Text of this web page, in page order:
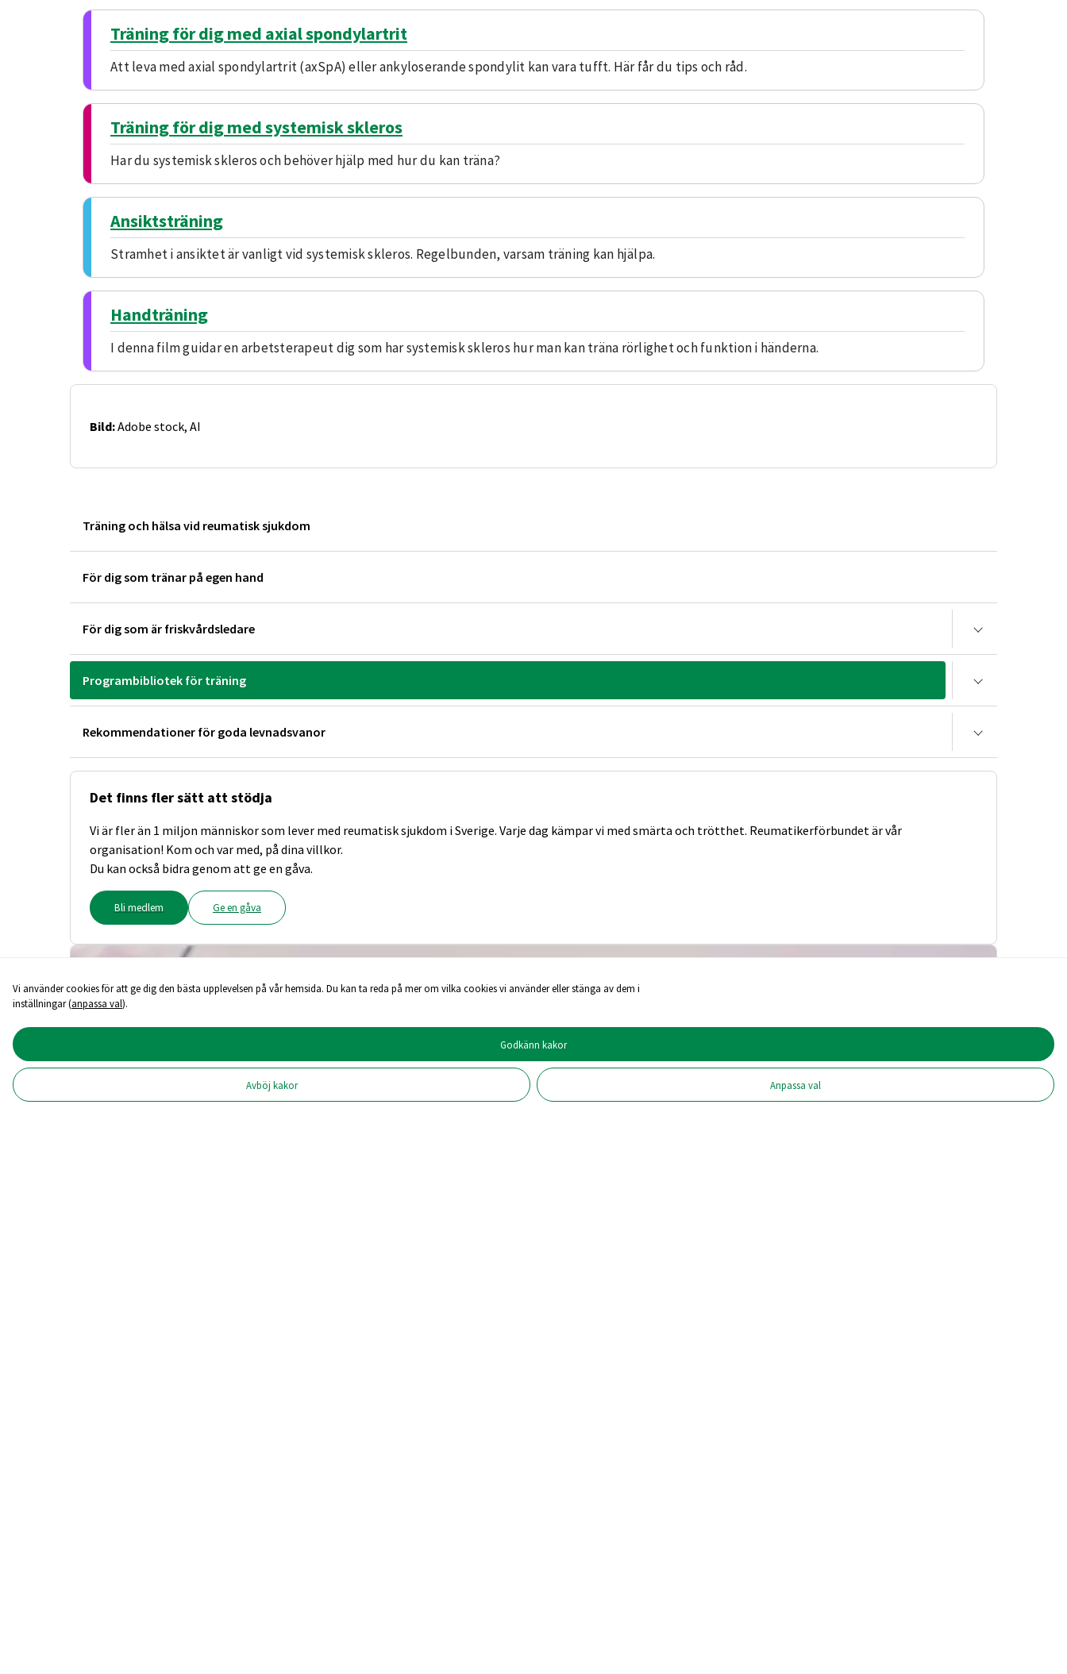
Träning för dig med axial spondylartrit
Att leva med axial spondylartrit (axSpA) eller ankyloserande spondylit kan vara tufft. Här får du tips och råd.
Träning för dig med systemisk skleros
Har du systemisk skleros och behöver hjälp med hur du kan träna?
Ansiktsträning
Stramhet i ansiktet är vanligt vid systemisk skleros. Regelbunden, varsam träning kan hjälpa.
Handträning
I denna film guidar en arbetsterapeut dig som har systemisk skleros hur man kan träna rörlighet och funktion i händerna.
Bild:Adobe stock, AI
Träning och hälsa vid reumatisk sjukdom
För dig som tränar på egen hand
För dig som är friskvårdsledare
Programbibliotek för träning
Rekommendationer för goda levnadsvanor
Det finns fler sätt att stödja
Vi är fler än 1 miljon människor som lever med reumatisk sjukdom i Sverige. Varje dag kämpar vi med smärta och trötthet. Reumatikerförbundet är vår
organisation! Kom och var med, på dina villkor.
Du kan också bidra genom att ge en gåva.
Bli medlem Ge en gåva
Vi använder cookies för att ge dig den bästa upplevelsen på vår hemsida. Du kan ta reda på mer om vilka cookies vi använder eller stänga av dem i
inställningar (anpassa val).
Godkänn kakor
Avböj kakor Anpassa val